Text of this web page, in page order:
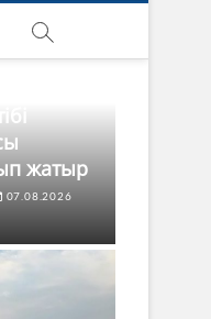
жатыр
07.08.2026